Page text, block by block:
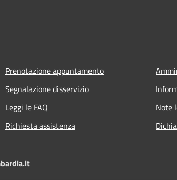
Prenotazione appuntamento
Segnalazione disservizio
Leggi le FAQ
Richiesta assistenza
Note